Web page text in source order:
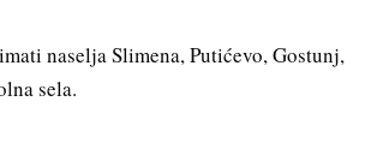
naselja Slimena, Putićevo, Gostunj,
sela.